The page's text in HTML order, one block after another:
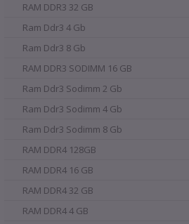
RAM DDR3 32 GB
Ram Ddr3 4 Gb
Ram Ddr3 8 Gb
RAM DDR3 SODIMM 16 GB
Ram Ddr3 Sodimm 2 Gb
Ram Ddr3 Sodimm 4 Gb
Ram Ddr3 Sodimm 8 Gb
RAM DDR4 128GB
RAM DDR4 16 GB
RAM DDR4 32 GB
RAM DDR4 4 GB